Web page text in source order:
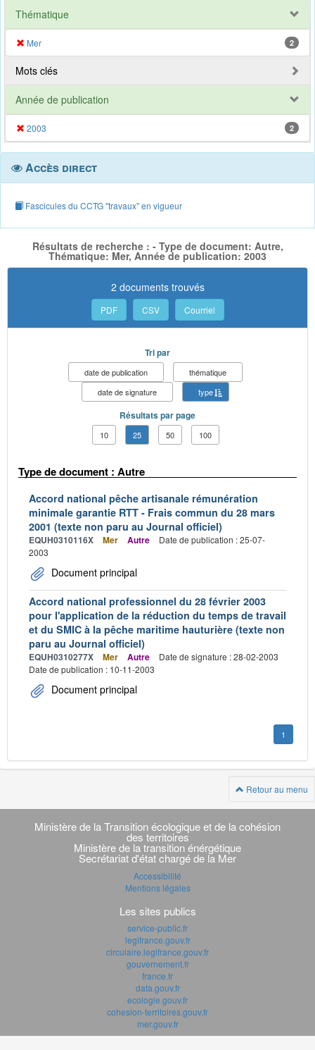
Thématique
Mer 2
Mots clés
Année de publication
2003 2
Accès direct
Fascicules du CCTG "travaux" en vigueur
Résultats de recherche : - Type de document: Autre,
Thématique: Mer, Année de publication: 2003
2 documents trouvés
PDF CSV Courriel
Tri par
date de publication
thématique
date de signature
type
Résultats par page
10 25 50 100
Type de document : Autre
Accord national pêche artisanale rémunération
minimale garantie RTT - Frais commun du 28 mars
2001 (texte non paru au Journal officiel)
EQUH0310116X Mer Autre
Date de publication : 25-07-
2003
Document principal
Accord national professionnel du 28 février 2003
pour l'application de la réduction du temps de travail
et du SMIC à la pêche maritime hauturière (texte non
paru au Journal officiel)
EQUH0310277X Mer Autre
Date de signature : 28-02-2003
Date de publication : 10-11-2003
Document principal
1
Retour au menu
Navigation
transverse
Ministère de la Transition écologique et de la cohésion
des territoires
Ministère de la transition énérgétique
Secrétariat d'état chargé de la Mer
Accessibilité
Mentions légales
Les sites publics
service-public.fr
legifrance.gouv.fr
circulaire.legifrance.gouv.fr
gouvernement.fr
france.fr
data.gouv.fr
ecologie.gouv.fr
cohesion-territoires.gouv.fr
mer.gouv.fr